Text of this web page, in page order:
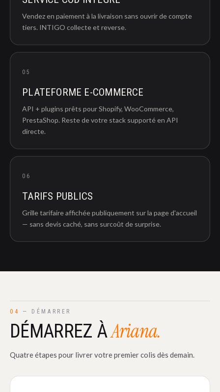
Vendez en paiement à la livraison sans ouvrir de compte
tiers. INTIGO collecte et reverse.
05
PLATEFORME E-COMMERCE
API + plugins prêts pour Shopify, WooCommerce,
PrestaShop. Reste de votre stack supporté en API
directe.
06
TARIFS PUBLICS
Grille tarifaire affichée publiquement sur la page d'accueil
— sans devis caché, sans surcoût de surprise.
04 — DÉMARRER
DÉMARREZ ÀAriana.
Quatre étapes pour livrer votre premier colis dès demain.